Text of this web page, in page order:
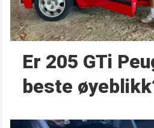
Er 205 GTi
beste